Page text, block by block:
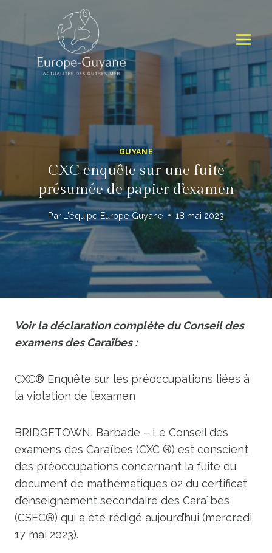
content
GUYANE
CXC enquête sur une fuite
présumée de papier d’examen
Par L'équipe Europe Guyane 18 mai 2023
Voir la déclaration complète du Conseil des
examens des Caraïbes :
CXC® Enquête sur les préoccupations liées à
la violation de l’examen
BRIDGETOWN, Barbade – Le Conseil des
examens des Caraïbes (CXC ®) est conscient
des préoccupations concernant la fuite du
document de mathématiques 02 du certificat
d’enseignement secondaire des Caraïbes
(CSEC®) qui a été rédigé aujourd’hui (mercredi
17 mai 2023).